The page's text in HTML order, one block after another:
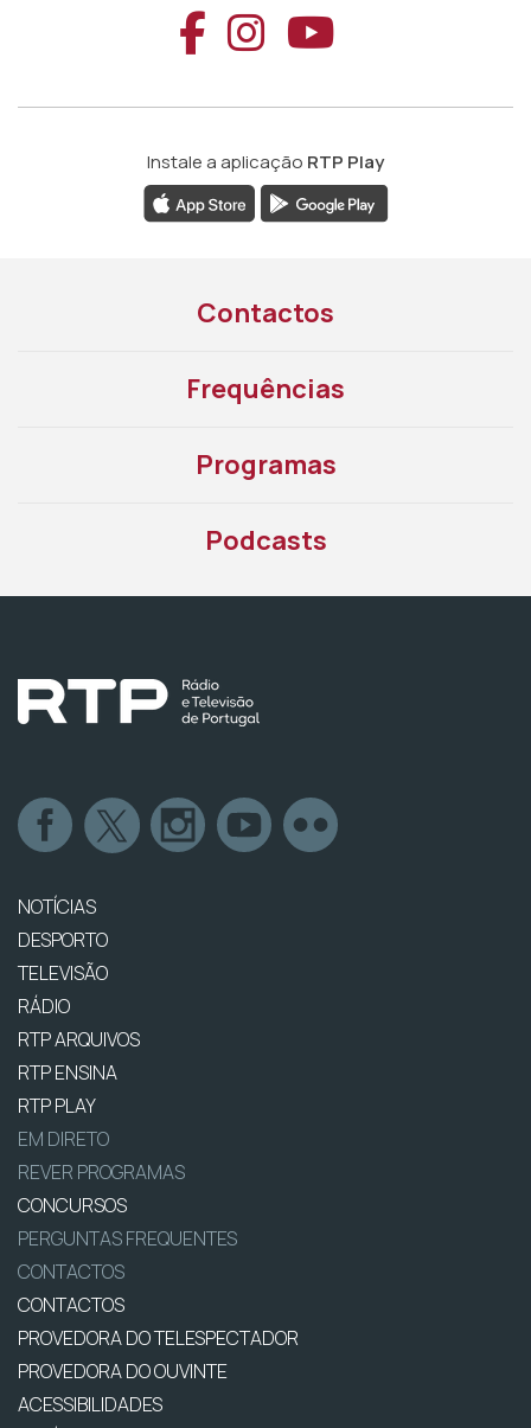
Aceder ao
Aceder ao
Aceder
Instale a aplicação RTP Play
Contactos
Frequências
Programas
Podcasts
NOTÍCIAS
DESPORTO
TELEVISÃO
RÁDIO
RTP ARQUIVOS
RTP ENSINA
RTP PLAY
EM DIRETO
REVER PROGRAMAS
CONCURSOS
PERGUNTAS FREQUENTES
CONTACTOS
CONTACTOS
PROVEDORA DO TELESPECTADOR
PROVEDORA DO OUVINTE
ACESSIBILIDADES